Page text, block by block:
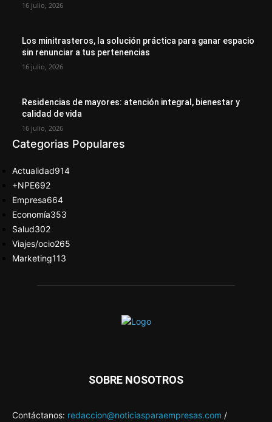
16 julio, 2026
Los minitrasteros, la solución práctica para ganar espacio
sin renunciar a tus pertenencias
16 julio, 2026
Residencias de mayores: atención integral, bienestar y
calidad de vida
16 julio, 2026
Categorias Populares
Actualidad914
+NPE692
Empresa664
Economía353
Salud302
Viajes/ocio265
Marketing113
SOBRE NOSOTROS
Contáctanos: redaccion@noticiasparaempresas.com /